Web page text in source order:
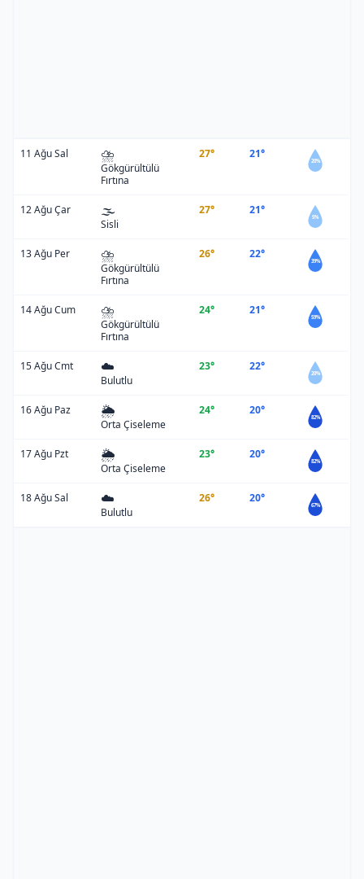
11 Ağu Sal ⛈️
Gökgürültülü
Fırtına
27° 21°
20%
12 Ağu Çar 🌫️
Sisli
27° 21°
5%
13 Ağu Per ⛈️
Gökgürültülü
Fırtına
26° 22°
39%
14 Ağu Cum ⛈️
Gökgürültülü
Fırtına
24° 21°
59%
15 Ağu Cmt ☁️
Bulutlu
23° 22°
20%
16 Ağu Paz 🌦️
Orta Çiseleme
24° 20°
82%
17 Ağu Pzt 🌦️
Orta Çiseleme
23° 20°
82%
18 Ağu Sal ☁️
Bulutlu
26° 20°
67%